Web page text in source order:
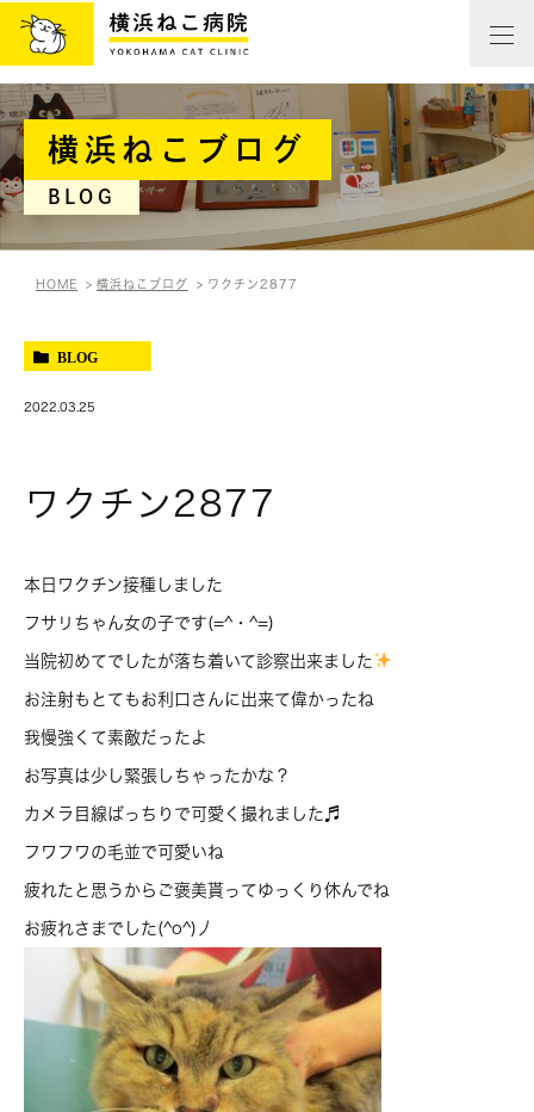
横浜ねこブログ
BLOG
HOME 横浜ねこブログ ワクチン2877
BLOG
2022.03.25
ワクチン2877
本日ワクチン接種しました
フサリちゃん女の子です(=^・^=)
当院初めてでしたが落ち着いて診察出来ました
お注射もとてもお利口さんに出来て偉かったね
我慢強くて素敵だったよ
お写真は少し緊張しちゃったかな？
カメラ目線ばっちりで可愛く撮れました♬
フワフワの毛並で可愛いね
疲れたと思うからご褒美貰ってゆっくり休んでね
お疲れさまでした(^o^)丿